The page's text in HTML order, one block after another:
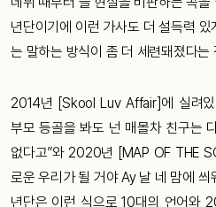
년단이기에 이런 가사도 더 설득력
는 말하는 방식이 좀 더 세련돼졌다는
2014년 [Skool Luv Affair]에 실려있
부모 등골을 봐도 넌 매몰차 친구는
없다고”와 2020년 [MAP OF THE
로운 우리가 될 거야 Ay 날 네 맘에 씌
년단은 이런 식으로 10대의 언어와